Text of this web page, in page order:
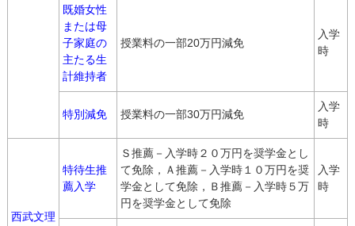
既婚女性
または母
子家庭の
主たる生
計維持者
授業料の一部20万円減免
入学
時
特別減免 授業料の一部30万円減免
入学
時
西武文理
特待生推
薦入学
Ｓ推薦－入学時２０万円を奨学金とし
て免除，Ａ推薦－入学時１０万円を奨
学金として免除，Ｂ推薦－入学時５万
円を奨学金として免除
入学
時